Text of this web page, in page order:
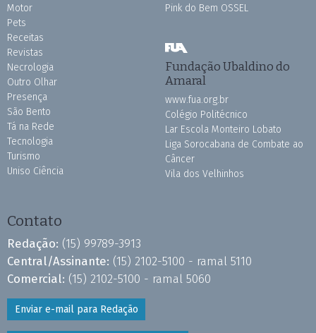
Motor
Pets
Receitas
Revistas
Necrologia
Outro Olhar
Presença
São Bento
Tá na Rede
Tecnologia
Turismo
Uniso Ciência
Pink do Bem OSSEL
Fundação Ubaldino do
Amaral
www.fua.org.br
Colégio Politécnico
Lar Escola Monteiro Lobato
Liga Sorocabana de Combate ao
Câncer
Vila dos Velhinhos
Contato
Redação: (15) 99789-3913
Central/Assinante: (15) 2102-5100 - ramal 5110
Comercial: (15) 2102-5100 - ramal 5060
Enviar e-mail para Redação